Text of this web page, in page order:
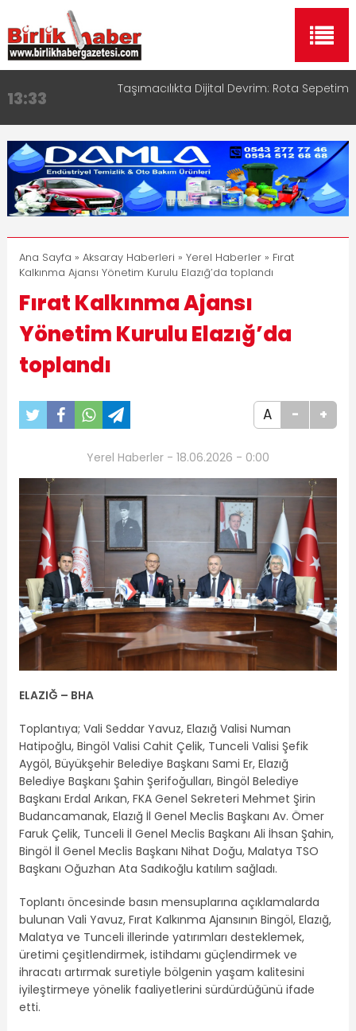
13:33 Taşımacılıkta Dijital Devrim: Rota Sepetim
17:15
Aksaray OSB Bölge Müdürü Makam Koltuğunu
Çocuklara Bıraktı
16:00
Aksaray Esnaf Rehberi ile Google ve Yapay Zeka
Aramalarında Öne Çıkın
8:23 Aksaray Esnaf Rehberi Hizmete Girdi
11:30
Birlikhaber.com Yayın Hayatına Başladı | Hızlı ve
Akıllı Haber Platformu
Ana Sayfa » Aksaray Haberleri » Yerel Haberler» Fırat
Kalkınma Ajansı Yönetim Kurulu Elazığ’da toplandı
Fırat Kalkınma Ajansı
Yönetim Kurulu Elazığ’da
toplandı
A - +
Yerel Haberler - 18.06.2026 - 0:00
ELAZIĞ – BHA
Toplantıya; Vali Seddar Yavuz, Elazığ Valisi Numan
Hatipoğlu, Bingöl Valisi Cahit Çelik, Tunceli Valisi Şefik
Aygöl, Büyükşehir Belediye Başkanı Sami Er, Elazığ
Belediye Başkanı Şahin Şerifoğulları, Bingöl Belediye
Başkanı Erdal Arıkan, FKA Genel Sekreteri Mehmet Şirin
Budancamanak, Elazığ İl Genel Meclis Başkanı Av. Ömer
Faruk Çelik, Tunceli İl Genel Meclis Başkanı Ali İhsan Şahin,
Bingöl İl Genel Meclis Başkanı Nihat Doğu, Malatya TSO
Başkanı Oğuzhan Ata Sadıkoğlu katılım sağladı.
Toplantı öncesinde basın mensuplarına açıklamalarda
bulunan Vali Yavuz, Fırat Kalkınma Ajansının Bingöl, Elazığ,
Malatya ve Tunceli illerinde yatırımları desteklemek,
üretimi çeşitlendirmek, istihdamı güçlendirmek ve
ihracatı artırmak suretiyle bölgenin yaşam kalitesini
iyileştirmeye yönelik faaliyetlerini sürdürdüğünü ifade
etti.